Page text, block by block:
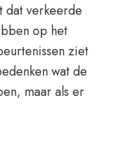
dat verkeerde
op het
ziet
wat de
maar als er